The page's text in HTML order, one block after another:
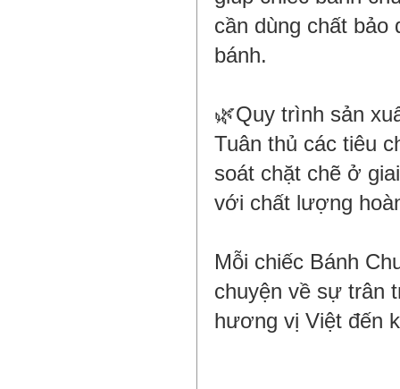
cần dùng chất
bánh.
🌿Quy trình sản
Tuân thủ các tiêu
soát chặt chẽ ở
với chất lượng
Mỗi chiếc Bánh
chuyện về sự trân
hương vị Việt đến